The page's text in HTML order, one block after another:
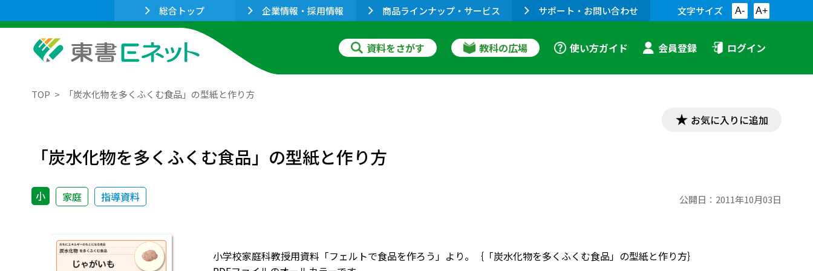
総合トップ 企業情報・採用情報 商品ラインナップ・サービス サポート・お問い合わせ 文字サイズ A- A+
資料をさがす 教科の広場 使い方ガイド 会員登録 ログイン
TOP 「炭水化物を多くふくむ食品」の型紙と作り方
お気に入りに追加
「炭水化物を多くふくむ食品」の型紙と作り方
小 家庭 指導資料 公開日： 2011年10月03日
小学校家庭科教授用資料「フェルトで食品を作ろう」より。｛「炭水化物を多くふくむ食品」の型紙と作り方｝